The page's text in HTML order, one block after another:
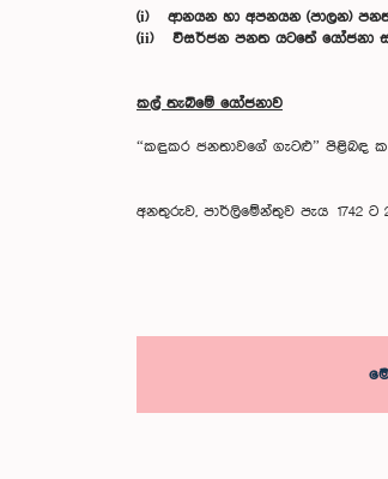
(i) ආනයන හා අපනයන (පාලන)
(ii) විසර්ජන පනත යටතේ යෝජනා
කල් තැබීමේ යෝජනාව
“කඳුකර ජනතාවගේ ගැටළු” පිළිබඳ
අනතුරුව, පාර්ලිමේන්තුව පැය 1742 ට